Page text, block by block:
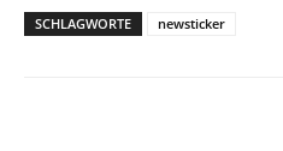
SCHLAGWORTE newsticker